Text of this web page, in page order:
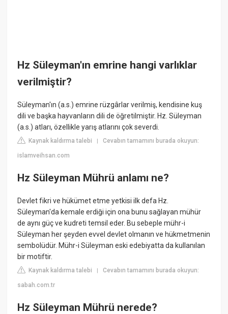
Hz Süleyman'ın emrine hangi varlıklar
verilmiştir?
Süleyman'ın (a.s.) emrine rüzgârlar verilmiş, kendisine kuş
dili ve başka hayvanların dili de öğretilmiştir. Hz. Süleyman
(a.s.) atları, özellikle yarış atlarını çok severdi.
Kaynak kaldırma talebi |Cevabın tamamını burada okuyun:
islamveihsan.com
Hz Süleyman Mührü anlamı ne?
Devlet fikri ve hükümet etme yetkisi ilk defa Hz.
Süleyman'da kemale erdiği için ona bunu sağlayan mühür
de aynı güç ve kudreti temsil eder. Bu sebeple mühr-i
Süleyman her şeyden evvel devlet olmanın ve hükmetmenin
sembolüdür. Mühr-i Süleyman eski edebiyatta da kullanılan
bir motiftir.
Kaynak kaldırma talebi |Cevabın tamamını burada okuyun:
sabah.com.tr
Hz Süleyman Mührü nerede?